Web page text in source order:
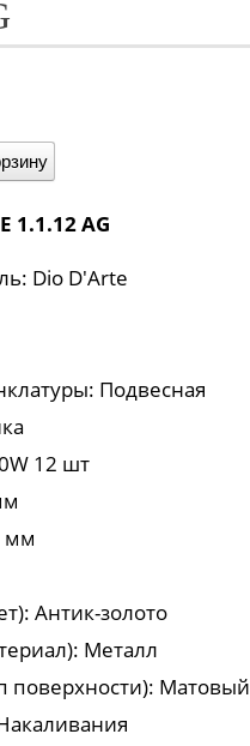
1.1.12 AG
Dio D'Arte
Подвесная
12 шт
мм
Антик-золото
Металл
поверхности): Матовый